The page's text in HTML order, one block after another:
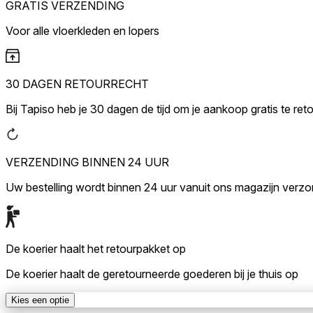
GRATIS VERZENDING
Voor alle vloerkleden en lopers
30 DAGEN RETOURRECHT
Bij Tapiso heb je 30 dagen de tijd om je aankoop gratis te
VERZENDING BINNEN 24 UUR
Uw bestelling wordt binnen 24 uur vanuit ons magazijn
De koerier haalt het retourpakket op
De koerier haalt de geretourneerde goederen bij je thuis op
Kies een optie
Weiger